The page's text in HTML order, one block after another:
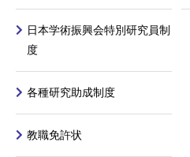
日本学術振興会特別研究員制
度
各種研究助成制度
教職免許状